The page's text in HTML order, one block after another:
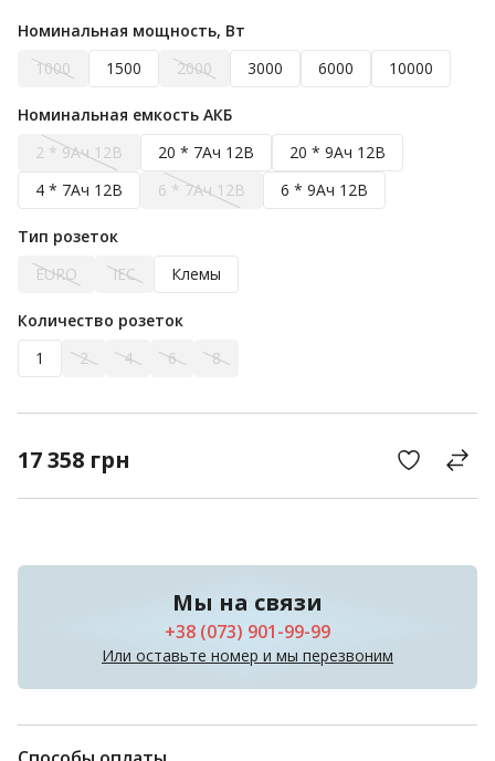
Номинальная мощность, Вт
1000
1500 2000 3000 6000 10000
Номинальная емкость АКБ
2 * 9Ач 12В
20 * 7Ач 12В
20 * 9Ач 12В
4 * 7Ач 12В
6 * 7Ач 12В 6 * 9Ач 12В
Тип розеток
EURO
IEC Клемы
Количество розеток
1
2 4 6 8
17 358 грн
Мы на связи
+38 (073) 901-99-99
Или оставьте номер и мы перезвоним